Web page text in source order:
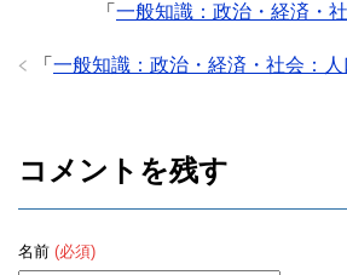
o
「 一般知識：政治・経済・
「 一般知識：政治・経済・社会：人
コメントを残す
名前 (必須)